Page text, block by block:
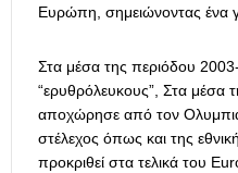
Ευρώπη, σημειώνοντας ένα
Στα μέσα της περιόδου
“ερυθρόλευκους”, Στα μέσα
αποχώρησε από τον
στέλεχος όπως και της
προκριθεί στα τελικά του